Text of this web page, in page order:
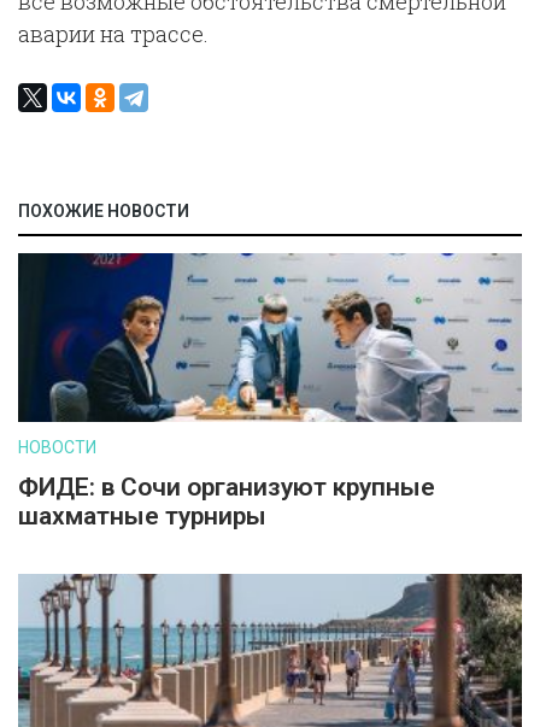
аварии на трассе.
ПОХОЖИЕ НОВОСТИ
НОВОСТИ
ФИДЕ: в Сочи организуют крупные
шахматные турниры